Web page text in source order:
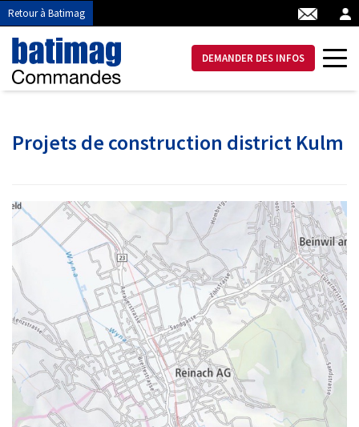
Retour à Batimag
DEMANDER DES INFOS
Projets de construction district Kulm